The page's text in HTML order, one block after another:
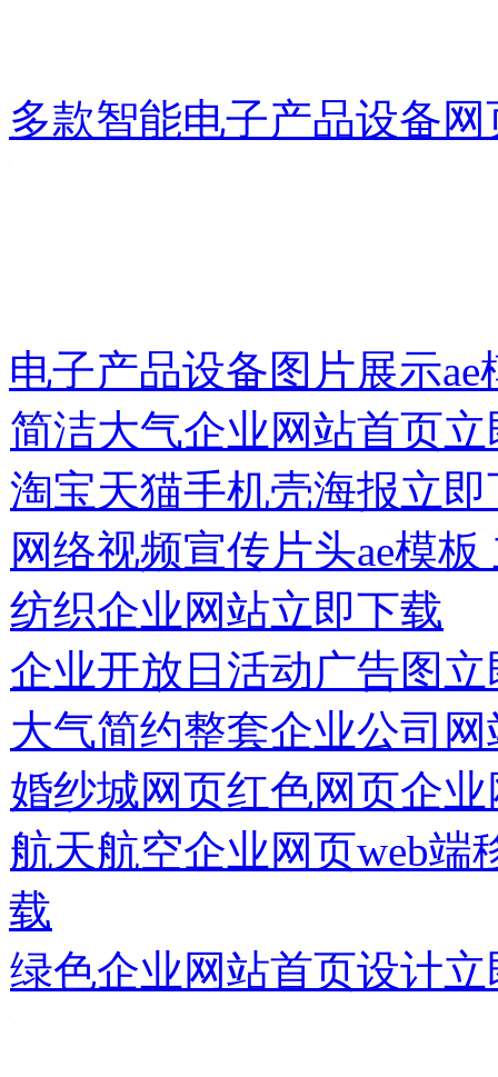
多款智能电子产品设备
电子产品设备图片展示
简洁大气企业网站首页
淘宝天猫手机壳海报立
网络视频宣传片头ae模板
纺织企业网站立即下载
企业开放日活动广告图
大气简约整套企业公司
婚纱城网页红色网页企业
航天航空企业网页web端
载
绿色企业网站首页设计